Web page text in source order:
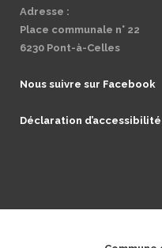
Adresse :
Place communale n° 22
6230 Pont-à-Celles
Nous suivre sur Facebook
Déclaration d’accessibilité